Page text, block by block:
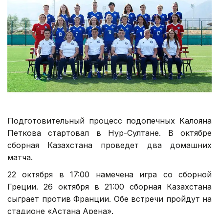
Подготовительный процесс подопечных Калояна
Петкова стартовал в Нур-Султане. В октябре
сборная Казахстана проведет два домашних
матча.
22 октября в 17:00 намечена игра со сборной
Греции. 26 октября в 21:00 сборная Казахстана
сыграет против Франции. Обе встречи пройдут на
стадионе «Астана Арена».